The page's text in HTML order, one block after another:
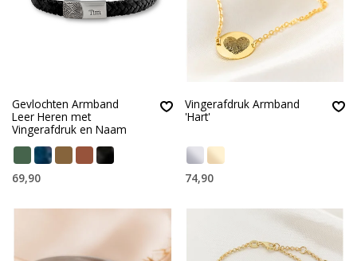
Gevlochten Armband
Leer Heren met
Vingerafdruk en Naam
69,90
Vingerafdruk Armband
'Hart'
74,90